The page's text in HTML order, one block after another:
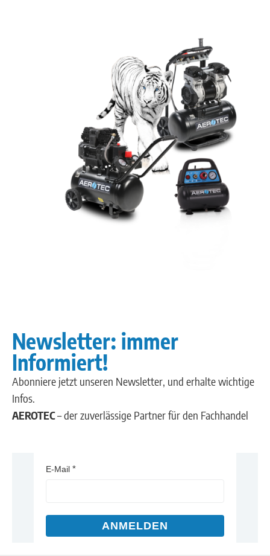
Newsletter: immer
Informiert!
Abonniere jetzt unseren Newsletter, und erhalte wichtige
Infos.
AEROTEC– der zuverlässige Partner für den Fachhandel
E-Mail
ANMELDEN